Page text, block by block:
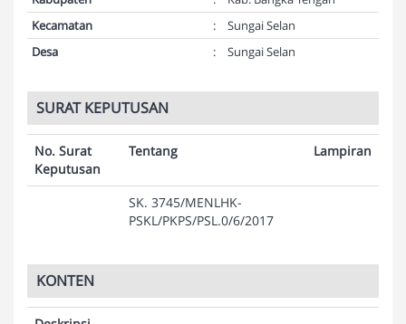
Kecamatan
:
Sungai Selan
Desa
: Sungai Selan
SURAT KEPUTUSAN
No. Surat
Keputusan
Tentang Lampiran
SK. 3745/MENLHK-
PSKL/PKPS/PSL.0/6/2017
KONTEN